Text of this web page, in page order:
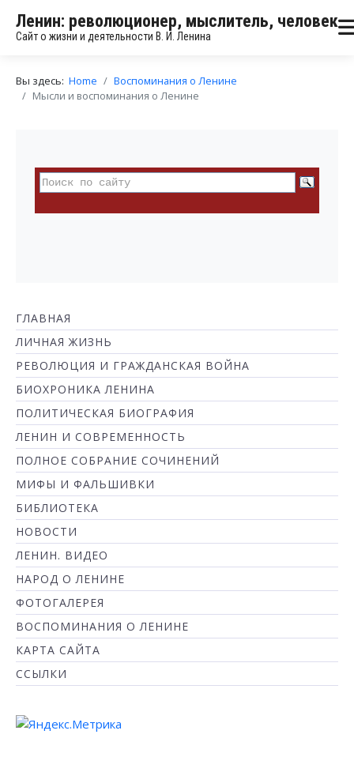
Ленин: революционер, мыслитель, человек
Сайт о жизни и деятельности В. И. Ленина
Вы здесь: Home
Воспоминания о Ленине
Мысли и воспоминания о Ленине
ГЛАВНАЯ
ЛИЧНАЯ ЖИЗНЬ
РЕВОЛЮЦИЯ И ГРАЖДАНСКАЯ ВОЙНА
БИОХРОНИКА ЛЕНИНА
ПОЛИТИЧЕСКАЯ БИОГРАФИЯ
ЛЕНИН И СОВРЕМЕННОСТЬ
ПОЛНОЕ СОБРАНИЕ СОЧИНЕНИЙ
МИФЫ И ФАЛЬШИВКИ
БИБЛИОТЕКА
НОВОСТИ
ЛЕНИН. ВИДЕО
НАРОД О ЛЕНИНЕ
ФОТОГАЛЕРЕЯ
ВОСПОМИНАНИЯ О ЛЕНИНЕ
КАРТА САЙТА
ССЫЛКИ